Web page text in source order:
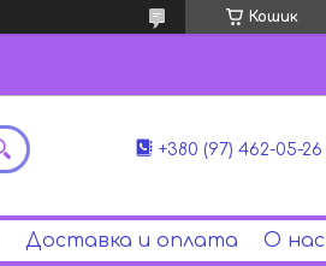
Кошик
+380 (97) 462-05-26
Доставка и оплата О нас